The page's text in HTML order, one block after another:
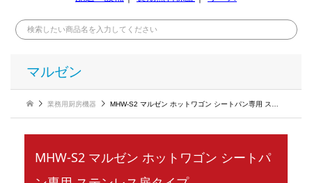
マルゼン
業務用厨房機器 MHW-S2 マルゼン ホットワゴン シートパン専用 ステンレス扉タイプ
MHW-S2 マルゼン ホットワゴン シートパ